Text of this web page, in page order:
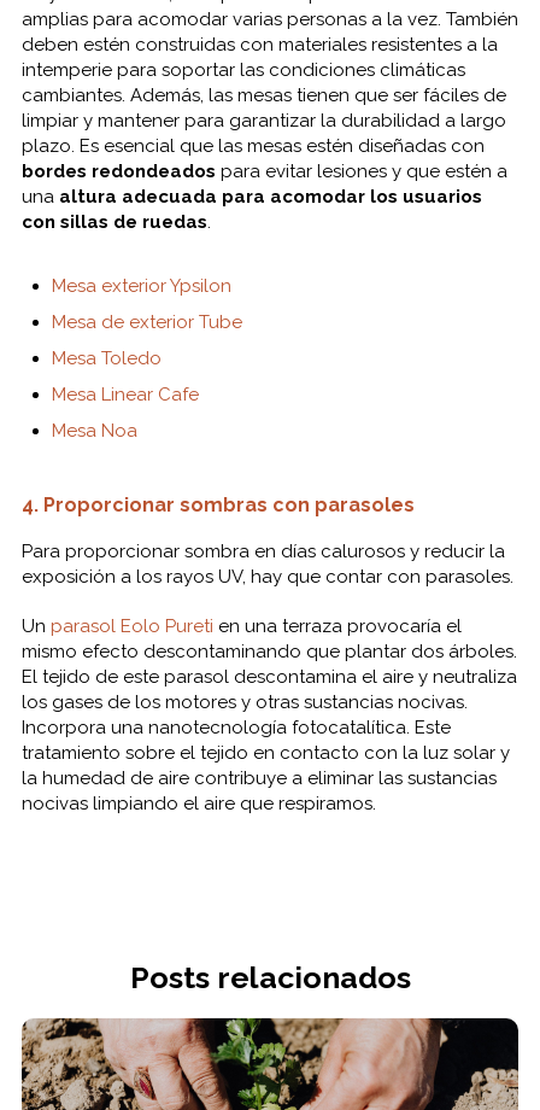
amplias para acomodar varias personas a la vez. También
deben estén construidas con materiales resistentes a la
intemperie para soportar las condiciones climáticas
cambiantes. Además, las mesas tienen que ser fáciles de
limpiar y mantener para garantizar la durabilidad a largo
plazo. Es esencial que las mesas estén diseñadas con
bordes redondeados para evitar lesiones y que estén a
una altura adecuada para acomodar los usuarios
con sillas de ruedas
Mesa exterior Ypsilon
Mesa de exterior Tube
Mesa Toledo
Mesa Linear Cafe
Mesa Noa
4. Proporcionar sombras con parasoles
Para proporcionar sombra en días calurosos y reducir la
exposición a los rayos UV, hay que contar con parasoles.
Un parasol Eolo Pureti en una terraza provocaría el
mismo efecto descontaminando que plantar dos árboles.
El tejido de este parasol descontamina el aire y neutraliza
los gases de los motores y otras sustancias nocivas.
Incorpora una nanotecnología fotocatalítica. Este
tratamiento sobre el tejido en contacto con la luz solar y
la humedad de aire contribuye a eliminar las sustancias
nocivas limpiando el aire que respiramos.
Posts relacionados